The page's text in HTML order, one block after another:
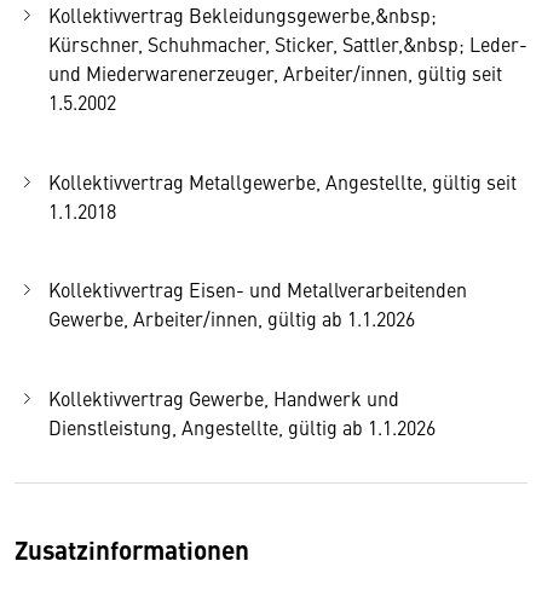
Kollektivvertrag Bekleidungsgewerbe,&nbsp;
Kürschner, Schuhmacher, Sticker, Sattler,&nbsp; Leder-
und Miederwarenerzeuger, Arbeiter/innen, gültig seit
1.5.2002
Kollektivvertrag Metallgewerbe, Angestellte, gültig seit
1.1.2018
Kollektivvertrag Eisen- und Metallverarbeitenden
Gewerbe, Arbeiter/innen, gültig ab 1.1.2026
Kollektivvertrag Gewerbe, Handwerk und
Dienstleistung, Angestellte, gültig ab 1.1.2026
Zusatzinformationen